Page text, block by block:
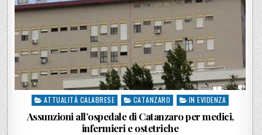
Posted in
ATTUALITÀ CALABRESE CATANZARO IN EVIDENZA
Assunzioni all’ospedale di Catanzaro per medici,
infermieri e ostetriche